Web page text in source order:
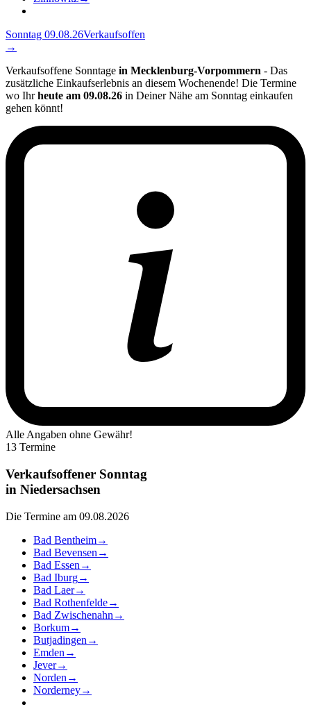
Sonntag 09.08.26Verkaufsoffen
→
Verkaufsoffene Sonntage in Mecklenburg-Vorpommern - Das
zusätzliche Einkaufserlebnis an diesem Wochenende! Die Termine
wo Ihrheute am 09.08.26 in Deiner Nähe am Sonntag einkaufen
gehen könnt!
Alle Angaben ohne Gewähr!
13 Termine
Verkaufsoffener Sonntag
in Niedersachsen
Die Termine am 09.08.2026
Bad Bentheim→
Bad Bevensen →
Bad Essen →
Bad Iburg→
Bad Laer→
Bad Rothenfelde→
Bad Zwischenahn →
Borkum→
Butjadingen →
Emden →
Jever→
Norden →
Norderney→